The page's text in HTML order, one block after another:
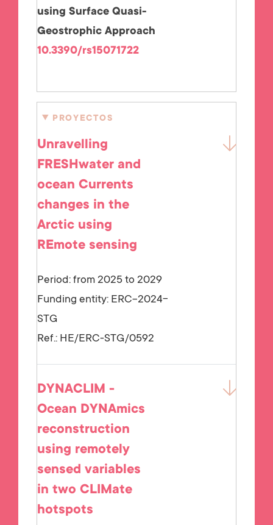
using Surface Quasi-
Geostrophic Approach
10.3390/rs15071722
PROYECTOS
Unravelling
FRESHwater and
ocean Currents
changes in the
Arctic using
REmote sensing
Period: from 2025 to 2029
Funding entity: ERC-2024-
STG
Ref.: HE/ERC-STG/0592
DYNACLIM -
Ocean DYNAmics
reconstruction
using remotely
sensed variables
in two CLIMate
hotspots